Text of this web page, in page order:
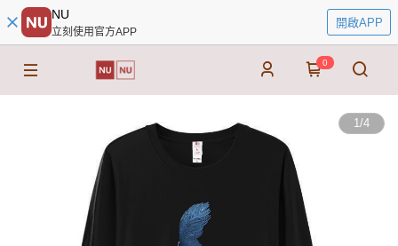
NU
立刻使用官方APP
開啟APP
0
1/4